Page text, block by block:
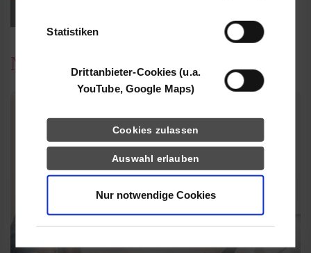
Statistiken
Drittanbieter-Cookies (u.a.
YouTube, Google Maps)
Cookies zulassen
Auswahl erlauben
Nur notwendige Cookies
News